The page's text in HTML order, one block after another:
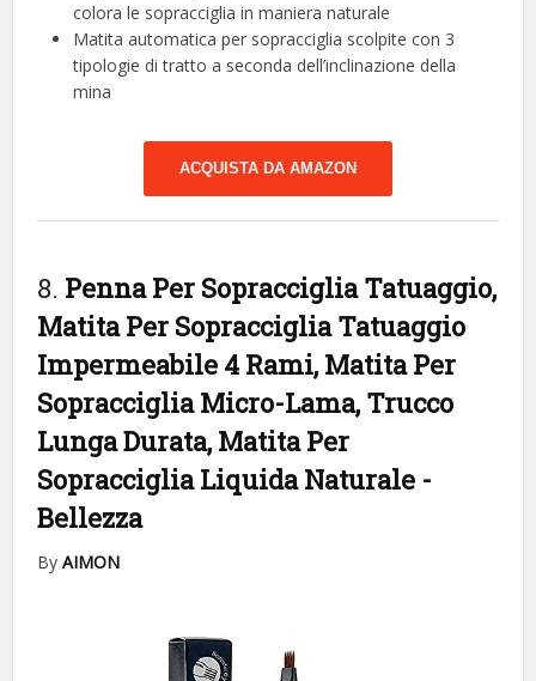
colora le sopracciglia in maniera naturale
Matita automatica per sopracciglia scolpite con 3
tipologie di tratto a seconda dell’inclinazione della
mina
ACQUISTA DA AMAZON
8. Penna Per Sopracciglia Tatuaggio,
Matita Per Sopracciglia Tatuaggio
Impermeabile 4 Rami, Matita Per
Sopracciglia Micro-Lama, Trucco
Lunga Durata, Matita Per
Sopracciglia Liquida Naturale -
Bellezza
ByAIMON